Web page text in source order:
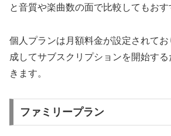
と音質や楽曲数の面で比較してもおす
個人プランは月額料金が設定されて
成してサブスクリプションを開始す
きます。
ファミリープラン